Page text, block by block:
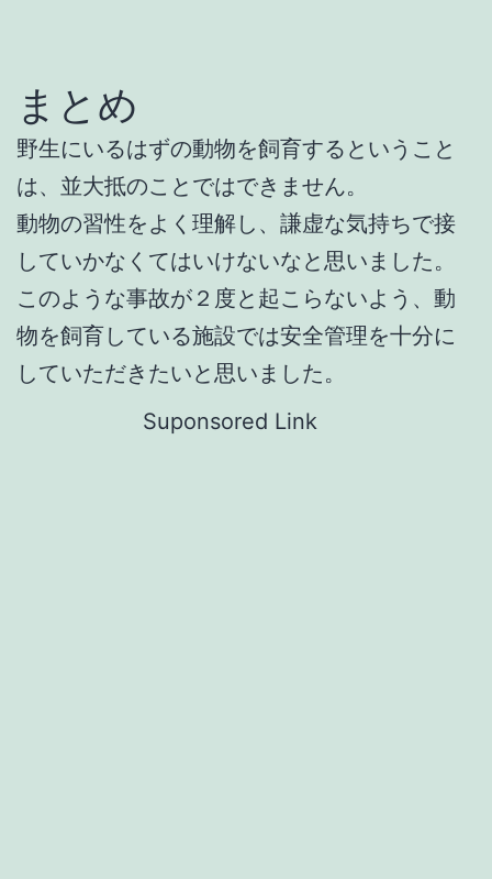
まとめ
野生にいるはずの動物を飼育するということ
は、並大抵のことではできません。
動物の習性をよく理解し、謙虚な気持ちで接
していかなくてはいけないなと思いました。
このような事故が２度と起こらないよう、動
物を飼育している施設では安全管理を十分に
していただきたいと思いました。
Suponsored Link